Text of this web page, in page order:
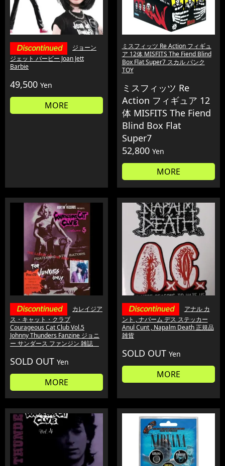
ジョーン
ジェット バービー Joan Jett
Barbie
49,500 Yen
MORE
ミスフィッツ Re Action フィギュ
ア 12体 MISFITS The Fiend Blind
Box Flat Super7 スカル パンク
TOY
ミスフィッツ Re
Action フィギュア 12
体 MISFITS The Fiend
Blind Box Flat
Super7
52,800 Yen
MORE
カレイジア
ス・キャット・クラブ
Courageous Cat Club Vol.5
Johnny Thunders Fanzine ジョニ
ー サンダース ファンジン 雑誌
SOLD OUT Yen
MORE
アナル カ
ント , ナパーム デス ステッカー
Anul Cunt , Napalm Death 正規品
雑貨
SOLD OUT Yen
MORE